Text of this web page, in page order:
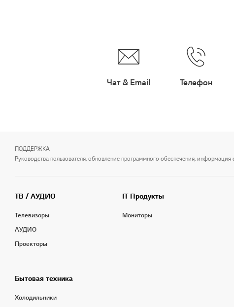
Чат & Email Телефон
ПОДДЕРЖКА
Руководства пользователя, обновление программного обеспечения,
ТВ / АУДИО
Телевизоры
АУДИО
Проекторы
IT Продукты
Мониторы
Бытовая техника
Холодильники